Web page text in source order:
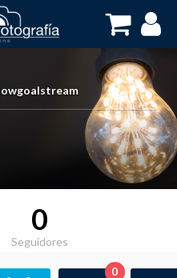
0
Seguidores
0